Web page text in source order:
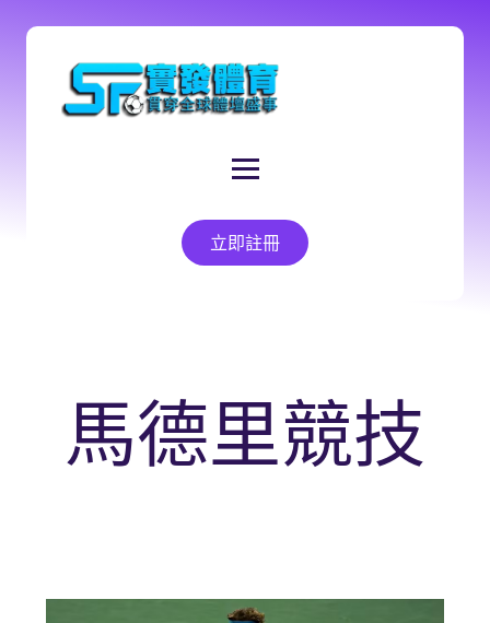
立即註冊
馬德里競技